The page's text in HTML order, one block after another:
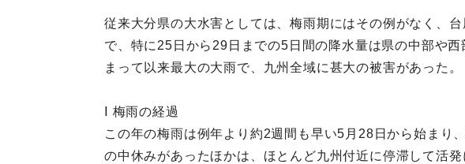
従来大分県の大水害としては、梅雨期にはその例がなく、
で、特に25日から29日までの5日間の降水量は県の中部や
まって以来最大の大雨で、九州全域に甚大の被害があった。
Ⅰ 梅雨の経過
この年の梅雨は例年より約2週間も早い5月28日から始まり
の中休みがあったほかは、ほとんど九州付近に停滞して活発